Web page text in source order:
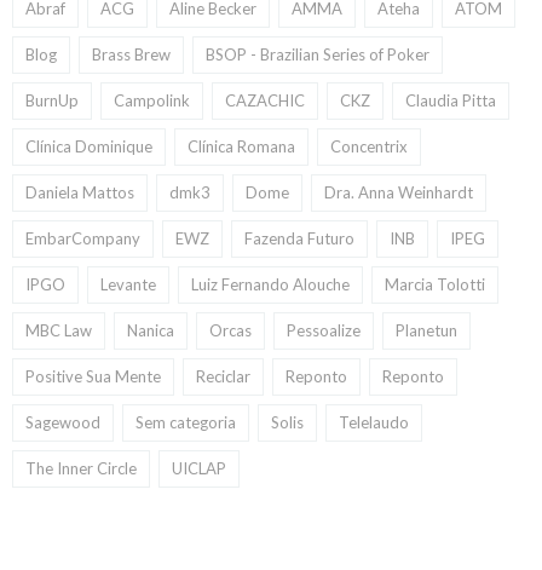
Abraf ACG Aline Becker AMMA Ateha ATOM
Blog Brass Brew BSOP - Brazilian Series of Poker
BurnUp Campolink CAZACHIC CKZ Claudia Pitta
Clínica Dominique Clínica Romana Concentrix
Daniela Mattos dmk3 Dome Dra. Anna Weinhardt
EmbarCompany EWZ Fazenda Futuro INB IPEG
IPGO Levante Luiz Fernando Alouche Marcia Tolotti
MBC Law Nanica Orcas Pessoalize Planetun
Positive Sua Mente Reciclar Reponto Reponto
Sagewood Sem categoria Solis Telelaudo
The Inner Circle UICLAP